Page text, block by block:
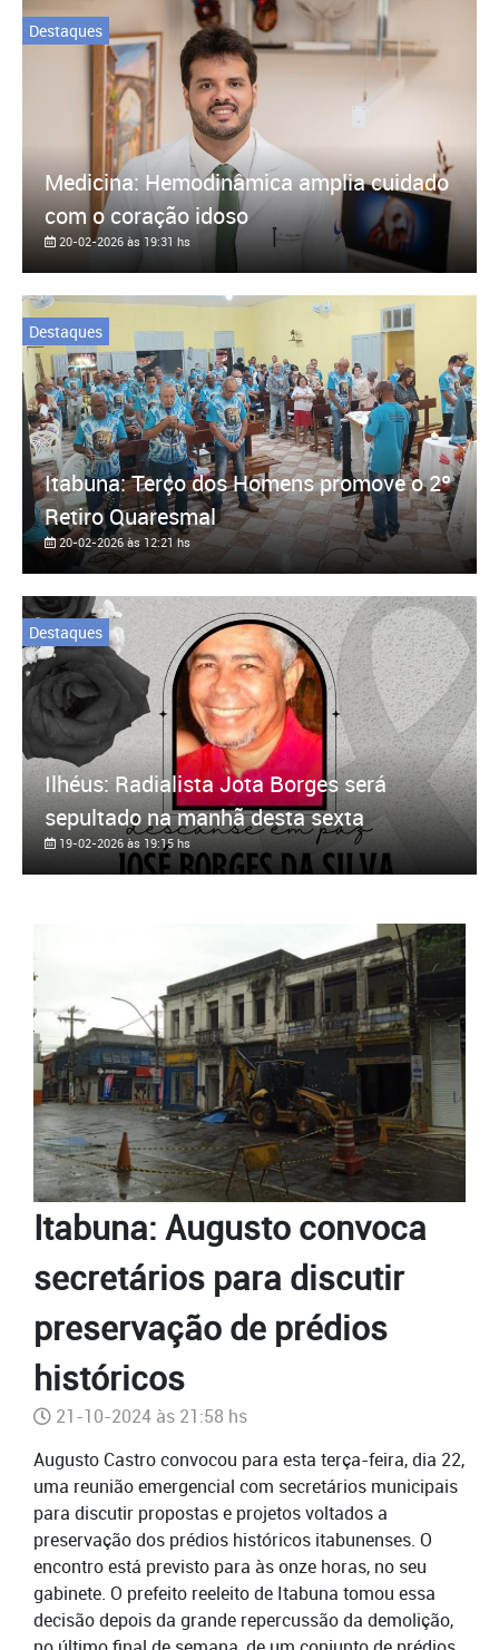
Destaques
Medicina: Hemodinâmica amplia cuidado
com o coração idoso
20-02-2026 às 19:31 hs
Destaques
Itabuna: Terço dos Homens promove o 2º
Retiro Quaresmal
20-02-2026 às 12:21 hs
Destaques
Ilhéus: Radialista Jota Borges será
sepultado na manhã desta sexta
19-02-2026 às 19:15 hs
Itabuna: Augusto convoca
secretários para discutir
preservação de prédios
históricos
21-10-2024 às 21:58 hs
Augusto Castro convocou para esta terça-feira, dia 22,
uma reunião emergencial com secretários municipais
para discutir propostas e projetos voltados a
preservação dos prédios históricos itabunenses. O
encontro está previsto para às onze horas, no seu
gabinete. O prefeito reeleito de Itabuna tomou essa
decisão depois da grande repercussão da demolição,